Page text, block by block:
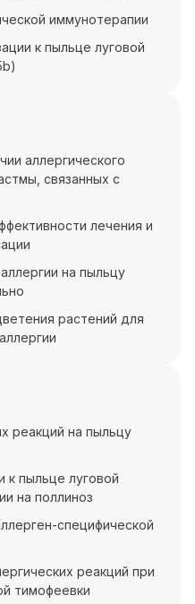
иммунотерапии
к пыльце луговой
аллергического
связанных с
лечения и
на пыльцу
растений для
реакций на пыльцу
к пыльце луговой
на поллиноз
специфической
реакций при
тимофеевки